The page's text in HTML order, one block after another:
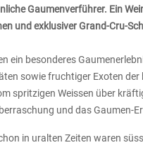
Gaumenverführer. Ein
und exklusiver Grand-Cru-
ein besonderes
sowie fruchtiger Exoten
spritzigen Weissen über
und das Gaumen-
in uralten Zeiten waren